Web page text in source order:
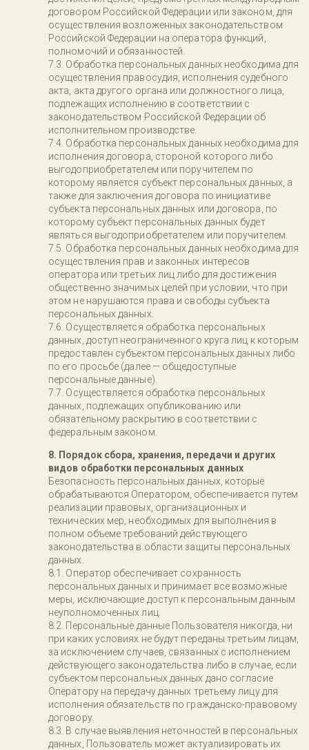
договором Российской Федерации или законом, для
осуществления возложенных законодательством
Российской Федерации на оператора функций,
полномочий и обязанностей.
Обработка персональных данных необходима для
осуществления правосудия, исполнения судебного
акта, акта другого органа или должностного лица,
подлежащих исполнению в соответствии с
законодательством Российской Федерации об
исполнительном производстве.
Обработка персональных данных необходима для
исполнения договора, стороной которого либо
выгодоприобретателем или поручителем по
которому является субъект персональных данных, а
также для заключения договора по инициативе
субъекта персональных данных или договора, по
которому субъект персональных данных будет
являться выгодоприобретателем или поручителем.
Обработка персональных данных необходима для
осуществления прав и законных интересов
оператора или третьих лиц либо для достижения
общественно значимых целей при условии, что при
этом не нарушаются права и свободы субъекта
персональных данных.
Осуществляется обработка персональных
данных, доступ неограниченного круга лиц к которым
предоставлен субъектом персональных данных либо
по его просьбе (далее — общедоступные
персональные данные).
Осуществляется обработка персональных
данных, подлежащих опубликованию или
обязательному раскрытию в соответствии с
федеральным законом.
8. Порядок сбора, хранения, передачи и других
видов обработки персональных данных
Безопасность персональных данных, которые
обрабатываются Оператором, обеспечивается путем
реализации правовых, организационных и
технических мер, необходимых для выполнения в
полном объеме требований действующего
законодательства в области защиты персональных
данных.
Оператор обеспечивает сохранность
персональных данных и принимает все возможные
меры, исключающие доступ к персональным данным
неуполномоченных лиц.
Персональные данные Пользователя никогда, ни
при каких условиях не будут переданы третьим лицам,
за исключением случаев, связанных с исполнением
действующего законодательства либо в случае, если
субъектом персональных данных дано согласие
Оператору на передачу данных третьему лицу для
исполнения обязательств по гражданско-правовому
договору.
В случае выявления неточностей в персональных
данных, Пользователь может актуализировать их